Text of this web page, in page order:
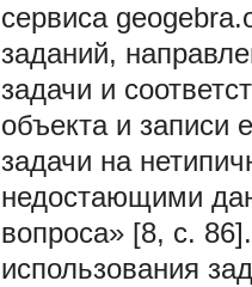
сервиса
заданий,
задачи и
объекта и записи
задачи на
недостающими
вопроса» [8, с.
использования